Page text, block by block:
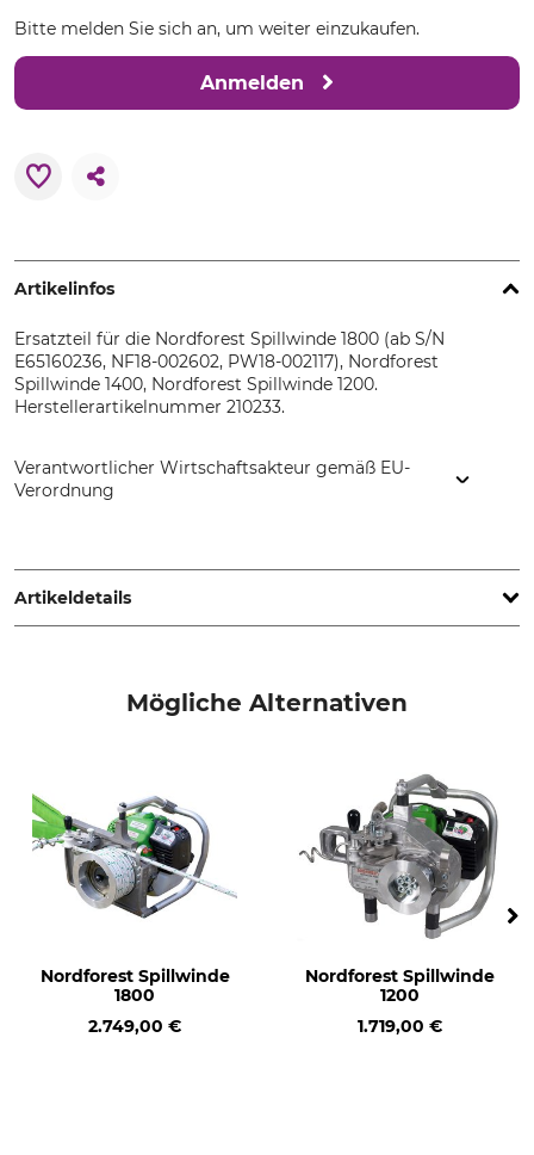
Bitte melden Sie sich an, um weiter einzukaufen.
Anmelden
Artikelinfos
Ersatzteil für die Nordforest Spillwinde 1800 (ab S/N
E65160236, NF18-002602, PW18-002117), Nordforest
Spillwinde 1400, Nordforest Spillwinde 1200.
Herstellerartikelnummer 210233.
Verantwortlicher Wirtschaftsakteur gemäß EU-
Verordnung
Wolfenbüttel, Germany, www.eder-maschinenbau.de
Artikeldetails
1200, 1400 und 1800
Mögliche Alternativen
Nordforest Spillwinde
1800
2.749,00 €
Nordforest Spillwinde
1200
1.719,00 €